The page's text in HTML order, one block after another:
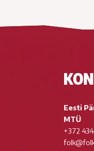
Eesti
MTÜ
+372